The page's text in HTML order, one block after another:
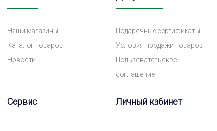
Наши магазины
Каталог товаров
Новости
Подарочные сертификаты
Условия продажи товаров
Пользовательское
соглашение
Сервис Личный кабинет